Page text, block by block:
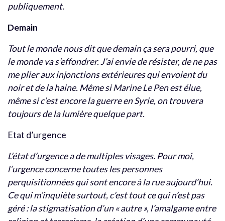
publiquement.
Demain
Tout le monde nous dit que demain ça sera pourri, que
le monde va s’effondrer. J’ai envie de résister, de ne pas
me plier aux injonctions extérieures qui envoient du
noir et de la haine. Même si Marine Le Pen est élue,
même si c’est encore la guerre en Syrie, on trouvera
toujours de la lumière quelque part.
Etat d’urgence
L’état d’urgence a de multiples visages. Pour moi,
l’urgence concerne toutes les personnes
perquisitionnées qui sont encore à la rue aujourd’hui.
Ce qui m’inquiète surtout, c’est tout ce qui n’est pas
géré : la stigmatisation d’un « autre », l’amalgame entre